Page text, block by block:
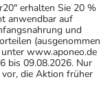
erhalten Sie 20 %
anwendbar auf
und
(ausgenommen
www.aponeo.de
bis 09.08.2026. Nur
die Aktion früher